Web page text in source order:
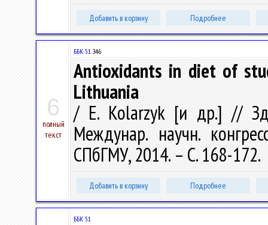
Добавить в корзину Подробнее
6
полный
текст
ББК 51.З46
Antioxidants in diet of
Lithuania
/ E. Kolarzyk [и др.] //
Междунар. научн.
СПбГМУ, 2014. – С. 168-172.
Добавить в корзину Подробнее
ББК 51